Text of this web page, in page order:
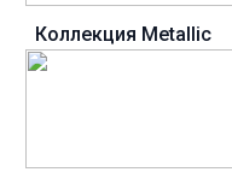
Коллекция Metallic